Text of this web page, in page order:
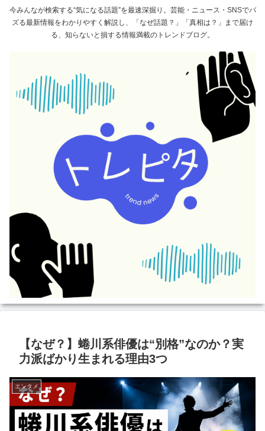
今みんなが検索する“気になる話題”を最速深掘り。芸能・ニュース・SNSでバ
ズる最新情報をわかりやすく解説し、「なぜ話題？」「真相は？」まで届け
る、知らないと損する情報満載のトレンドブログ。
【なぜ？】蜷川系俳優は“別格”なのか？実
力派ばかり生まれる理由3つ
エンタメ